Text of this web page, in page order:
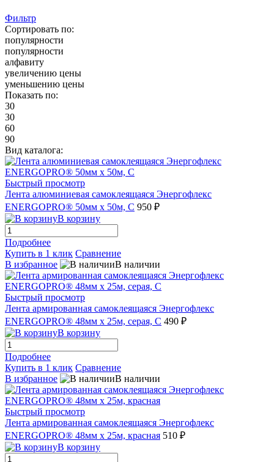
Фильтр
Сортировать по:
популярности
популярности
алфавиту
увеличению цены
уменьшению цены
Показать по:
30
30
60
90
Вид каталога:
Быстрый просмотр
Лента алюминиевая самоклеящаяся Энергофлекс
ENERGOPRO® 50мм х 50м, C 950 ₽
В корзину
Подробнее
Купить в 1 клик Сравнение
В избранное
В наличии
Быстрый просмотр
Лента армированная самоклеящаяся Энергофлекс
ENERGOPRO® 48мм х 25м, серая, C 490 ₽
В корзину
Подробнее
Купить в 1 клик Сравнение
В избранное
В наличии
Быстрый просмотр
Лента армированная самоклеящаяся Энергофлекс
ENERGOPRO® 48мм х 25м, красная 510 ₽
В корзину